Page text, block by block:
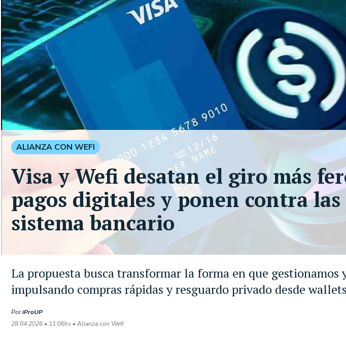
La propuesta busca transformar la forma en que gestionamos
impulsando compras rápidas y resguardo privado desde wallets
PoriProUP
28.04.2026 • 11:06hs • Alianza con Wefi
ALIANZA CON WEFI
Visa y Wefi desatan el giro más
pagos digitales y ponen contra las
sistema bancario